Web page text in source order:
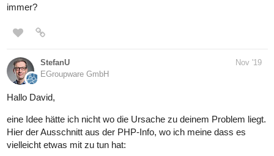
immer?
StefanU
EGroupware GmbH
Nov '19
Hallo David,
eine Idee hätte ich nicht wo die Ursache zu deinem Problem liegt.
Hier der Ausschnitt aus der PHP-Info, wo ich meine dass es
vielleicht etwas mit zu tun hat: